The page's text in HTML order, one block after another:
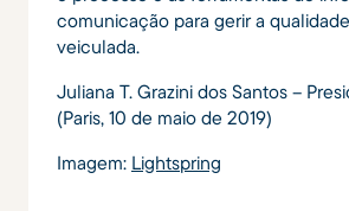
comunicação para gerir a
veiculada.
Juliana T. Grazini dos Santos –
(Paris, 10 de maio de 2019)
Imagem: Lightspring